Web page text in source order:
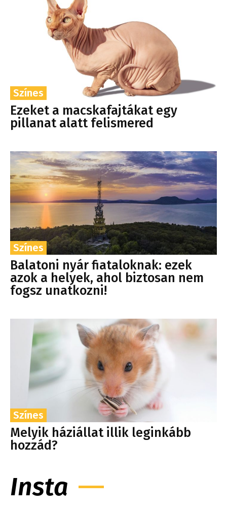
Színes
Ezeket a macskafajtákat egy
pillanat alatt felismered
Színes
Balatoni nyár fiataloknak: ezek
azok a helyek, ahol biztosan nem
fogsz unatkozni!
Színes
Melyik háziállat illik leginkább
hozzád?
Insta